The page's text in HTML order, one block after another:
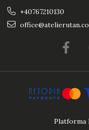
+40767210130
Platforma